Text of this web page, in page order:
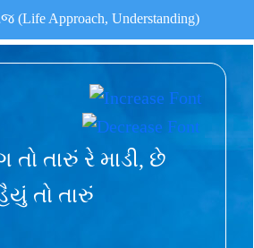
(Life Approach, Understanding)
તારું રે માડી, છે
તો તારું